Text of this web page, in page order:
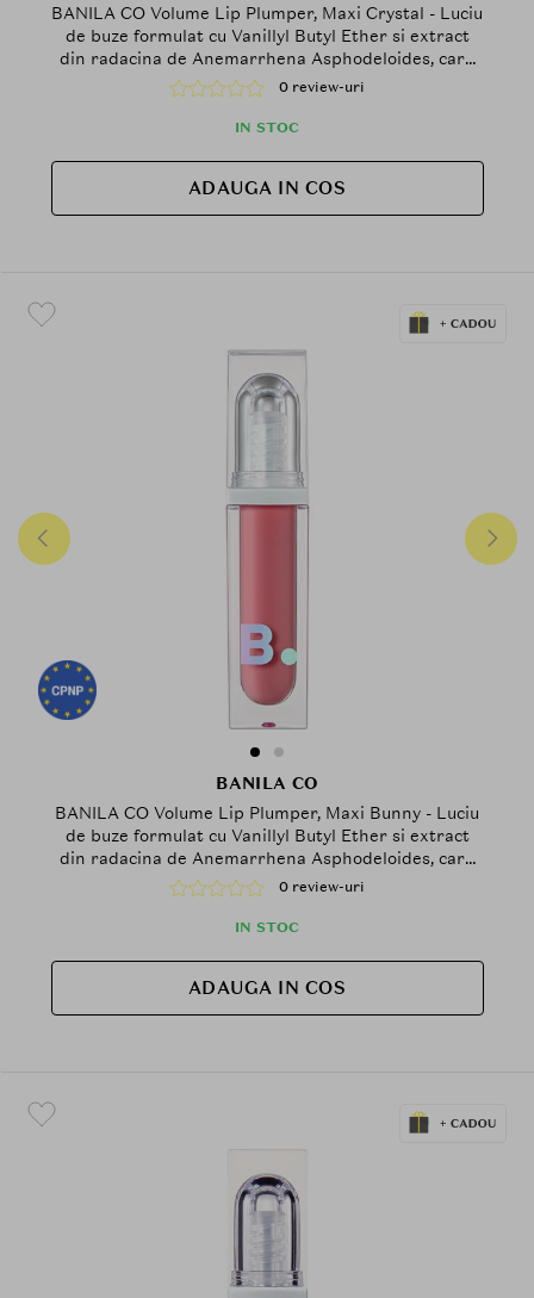
BANILA CO Volume Lip Plumper, Maxi Crystal - Luciu
de buze formulat cu Vanillyl Butyl Ether si extract
din radacina de Anemarrhena Asphodeloides, care
contribuie la efectul de volum si la metinerea
confortului buzelor
0 review-uri
IN STOC
ADAUGA IN COS
BANILA CO
BANILA CO Volume Lip Plumper, Maxi Bunny - Luciu
de buze formulat cu Vanillyl Butyl Ether si extract
din radacina de Anemarrhena Asphodeloides, care
contribuie la efectul de volum si la metinerea
confortului buzelor
0 review-uri
IN STOC
ADAUGA IN COS